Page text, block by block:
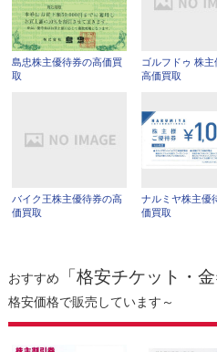
島忠株主優待券の高価買
取
ゴルフドゥ 株主
高価買取
バイク王株主優待券の高
価買取
ナルミヤ株主優
価買取
おすすめ 「格安チケット・金
格安価格で販売しています～